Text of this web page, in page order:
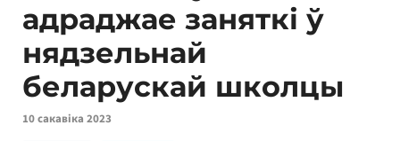
адраджае заняткі ў
нядзельнай
беларускай школцы
10 сакавіка 2023